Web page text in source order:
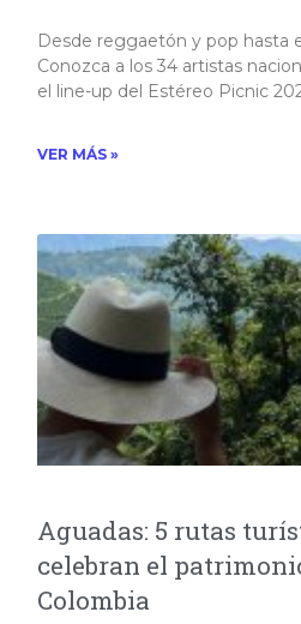
Desde reggaetón y pop hasta
Conozca a los 34 artistas
el line-up del Estéreo Picnic
VER MÁS »
Aguadas: 5 rutas
celebran el
Colombia